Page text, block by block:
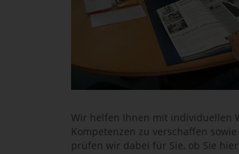
Wir helfen Ihnen mit individuellen
Kompetenzen zu verschaffen
prüfen wir dabei für Sie, ob Sie